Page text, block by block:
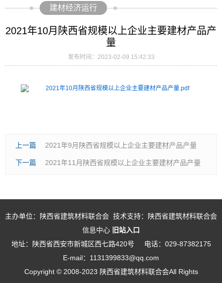
建材经济运行
2021年10月陕西省规模以上企业主要建材产品产
量
发布时间：2023-02-09 15:42:33
2021年10月陕西省规模以上企业主要建材产品产量.pdf
上一篇 2021年9月陕西省规模以上企业主要建材产品产量
2021年11月陕西省规模以上企业主要建材产品产量
下一篇
主办单位：陕西省建筑材料联合会 技术支持：陕西省建筑材料联合会
信息中心
旧站入口
地址：陕西省西安市新城区西七路420号
电话：029-87382175
E-mail：1131399833@qq.com
Copyright © 2008-2023 陕西省建筑材料联合会All Rights